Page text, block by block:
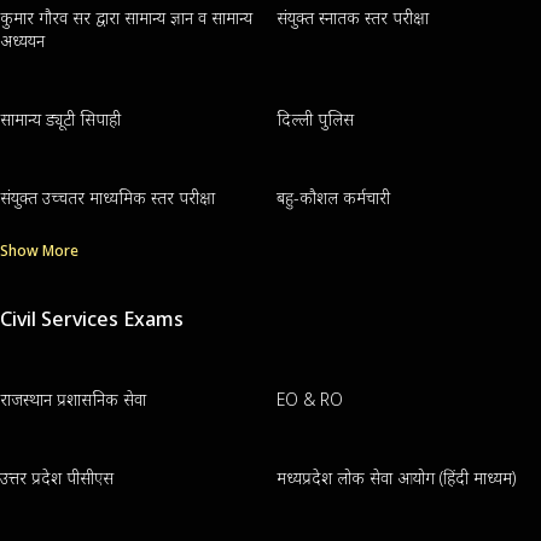
कुमार गौरव सर द्वारा सामान्य ज्ञान व सामान्य
अध्ययन
संयुक्त स्नातक स्तर परीक्षा
सामान्य ड्यूटी सिपाही दिल्ली पुलिस
संयुक्त उच्चतर माध्यमिक स्तर परीक्षा बहु-कौशल कर्मचारी
Show More
Civil Services Exams
राजस्थान प्रशासनिक सेवा EO & RO
उत्तर प्रदेश पीसीएस मध्यप्रदेश लोक सेवा आयोग (हिंदी माध्यम)